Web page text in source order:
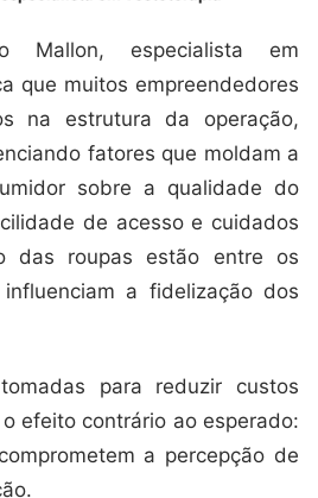
Mallon, especialista em
que muitos empreendedores
na estrutura da operação,
fatores que moldam a
sobre a qualidade do
de acesso e cuidados
das roupas estão entre os
a fidelização dos
para reduzir custos
efeito contrário ao esperado:
a percepção de